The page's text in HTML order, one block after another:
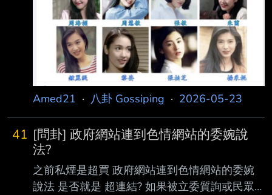
Amed21 · 八卦 Gossiping · 2026-05-23
41 [問卦] 政府網站連到色情網站的委婉說
法?
之前私煙是超買 政府網站連到色情網站的委婉
說法 是否就是 超連結? 如果被立委質詢或民眾